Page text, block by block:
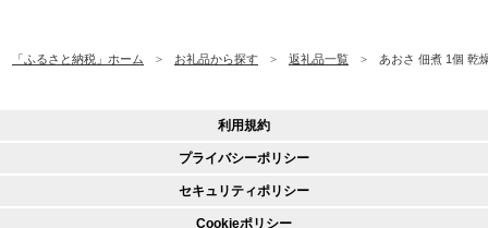
「ふるさと納税」ホーム お礼品から探す 返礼品一覧 あおさ 佃煮 1個 乾
利用規約
プライバシーポリシー
セキュリティポリシー
Cookieポリシー